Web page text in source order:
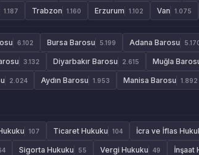
1.187 Trabzon 1.160 Erzurum 1.102 Van 1.075
6.102 Bursa Barosu 5.199 Adana Barosu
3.132 Diyarbakır Barosu 2.615 Muğla
2.024 Aydın Barosu 1.953 Manisa Barosu 1.892
107 Ticaret Hukuku 104 İcra ve İflas
Sigorta Hukuku 55 Vergi Hukuku 49 İnşaat